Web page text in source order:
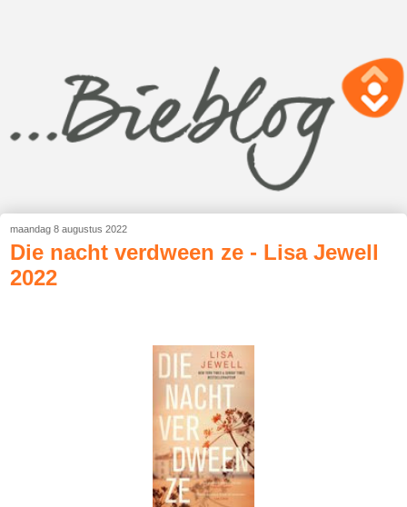
maandag 8 augustus 2022
Die nacht verdween ze - Lisa Jewell
2022